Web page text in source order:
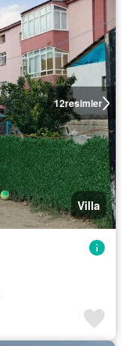
12resimler
Villa